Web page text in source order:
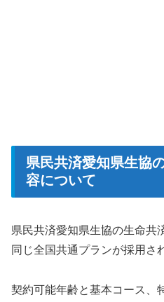
県民共済愛知県生協
容について
県民共済愛知県生協の生命共
同じ全国共通プランが採用さ
契約可能年齢と基本コース、